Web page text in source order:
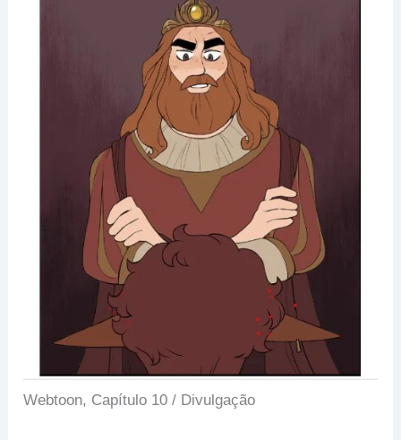
Webtoon, Capítulo 10 / Divulgação